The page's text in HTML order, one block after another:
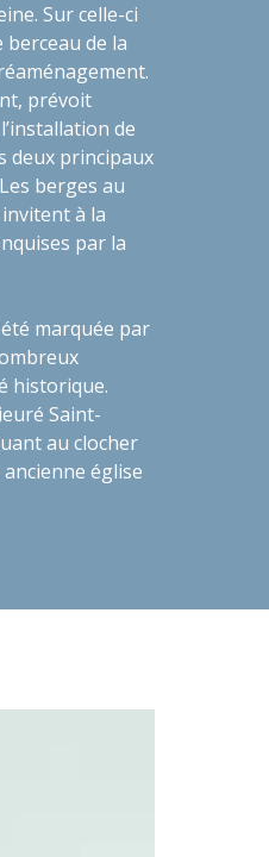
Sur celle-ci
berceau de la
prévoit
de
deux principaux
berges au
à la
par la
marquée par
historique.
Saint-
au clocher
église